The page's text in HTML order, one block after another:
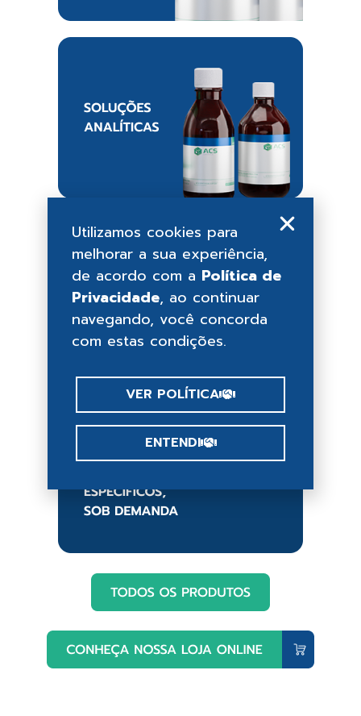
Utilizamos cookies para
melhorar a sua experiência,
de acordo com a Política de
Privacidade, ao continuar
navegando, você concorda
com estas condições.
VER POLÍTICA
ENTENDI